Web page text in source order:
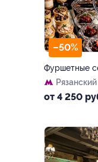
–50%
Фуршетные
от 4 250